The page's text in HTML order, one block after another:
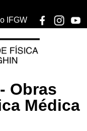
IFGW
Obras
Médica